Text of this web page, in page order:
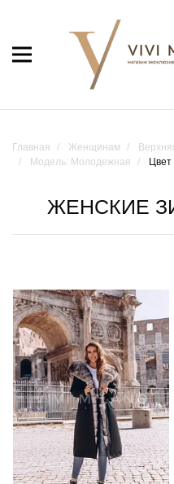
Главная Женщинам
Модель: Молодежная
ЖЕНСКИЕ